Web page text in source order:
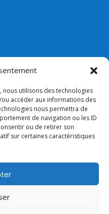
utilisons des technologies
accéder aux informations des
nous permettra de
de navigation ou les ID
ou de retirer son
sur certaines caractéristiques